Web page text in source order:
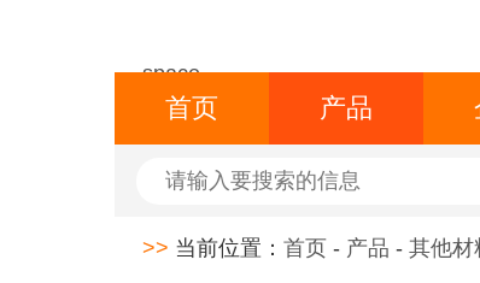
space
首页 产品
>> 当前位置： 首页 - 产品 - 其他材